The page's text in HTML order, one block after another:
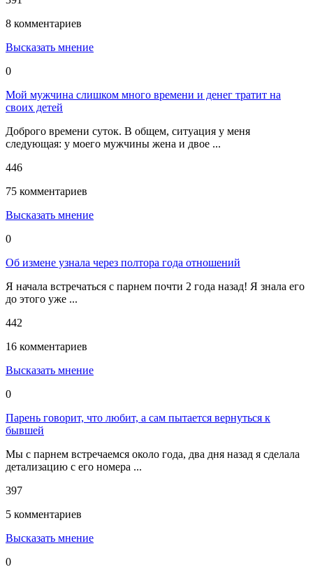
8 комментариев
Высказать мнение
0
Мой мужчина слишком много времени и денег тратит на
своих детей
Доброго времени суток. В общем, ситуация у меня
следующая: у моего мужчины жена и двое ...
446
75 комментариев
Высказать мнение
0
Об измене узнала через полтора года отношений
Я начала встречаться с парнем почти 2 года назад! Я знала его
до этого уже ...
442
16 комментариев
Высказать мнение
0
Парень говорит, что любит, а сам пытается вернуться к
бывшей
Мы с парнем встречаемся около года, два дня назад я сделала
детализацию с его номера ...
397
5 комментариев
Высказать мнение
0